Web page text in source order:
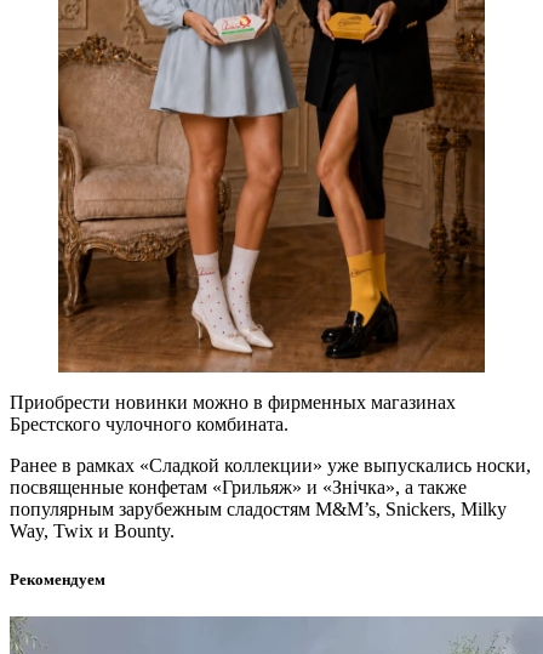
Приобрести новинки можно в фирменных магазинах
Брестского чулочного комбината.
Ранее в рамках «Сладкой коллекции» уже выпускались носки,
посвященные конфетам «Грильяж» и «Знічка», а также
популярным зарубежным сладостям M&M’s, Snickers, Milky
Way, Twix и Bounty.
Рекомендуем